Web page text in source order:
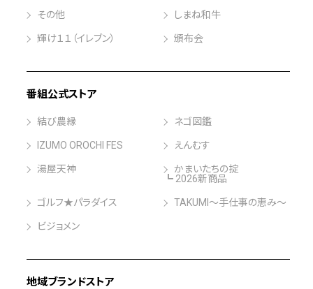
その他 しまね和牛
輝け１１（イレブン） 頒布会
番組公式ストア
結び農縁 ネゴ図鑑
IZUMO OROCHI FES えんむす
湯屋天神
かまいたちの掟
┗ 2026新商品
ゴルフ★パラダイス TAKUMI～手仕事の恵み～
ビジョメン
地域ブランドストア